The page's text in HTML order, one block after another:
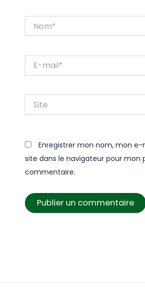
mail*
Enregistrer mon nom, mon
site dans le navigateur pour mon
commentaire.